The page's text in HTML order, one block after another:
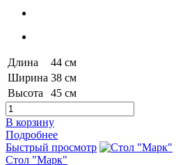
Длина
44 см
Ширина 38 см
Высота
45 см
В корзину
Подробнее
Быстрый просмотр
Стол "Марк"